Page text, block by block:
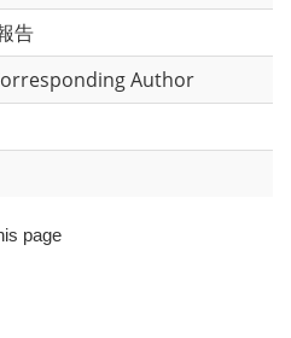
告
Author
page